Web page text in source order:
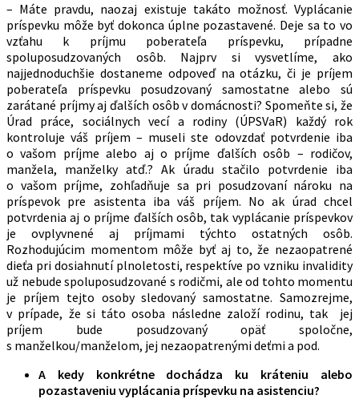
– Máte pravdu, naozaj existuje takáto možnosť. Vyplácanie
príspevku môže byť dokonca úplne pozastavené. Deje sa to vo
vzťahu k príjmu poberateľa príspevku, prípadne
spoluposudzovaných osôb. Najprv si vysvetlíme, ako
najjednoduchšie dostaneme odpoveď na otázku, či je príjem
poberateľa príspevku posudzovaný samostatne alebo sú
zarátané príjmy aj ďalších osôb v domácnosti? Spomeňte si, že
Úrad práce, sociálnych vecí a rodiny (ÚPSVaR) každý rok
kontroluje váš príjem – museli ste odovzdať potvrdenie iba
o vašom príjme alebo aj o príjme ďalších osôb – rodičov,
manžela, manželky atď.? Ak úradu stačilo potvrdenie iba
o vašom príjme, zohľadňuje sa pri posudzovaní nároku na
príspevok pre asistenta iba váš príjem. No ak úrad chcel
potvrdenia aj o príjme ďalších osôb, tak vyplácanie príspevkov
je ovplyvnené aj príjmami týchto ostatných osôb.
Rozhodujúcim momentom môže byť aj to, že nezaopatrené
dieťa pri dosiahnutí plnoletosti, respektíve po vzniku invalidity
už nebude spoluposudzované s rodičmi, ale od tohto momentu
je príjem tejto osoby sledovaný samostatne. Samozrejme,
v prípade, že si táto osoba následne založí rodinu, tak jej
príjem bude posudzovaný opäť spoločne,
s manželkou/manželom, jej nezaopatrenými deťmi a pod.
A kedy konkrétne dochádza ku kráteniu alebo
pozastaveniu vyplácania príspevku na asistenciu?